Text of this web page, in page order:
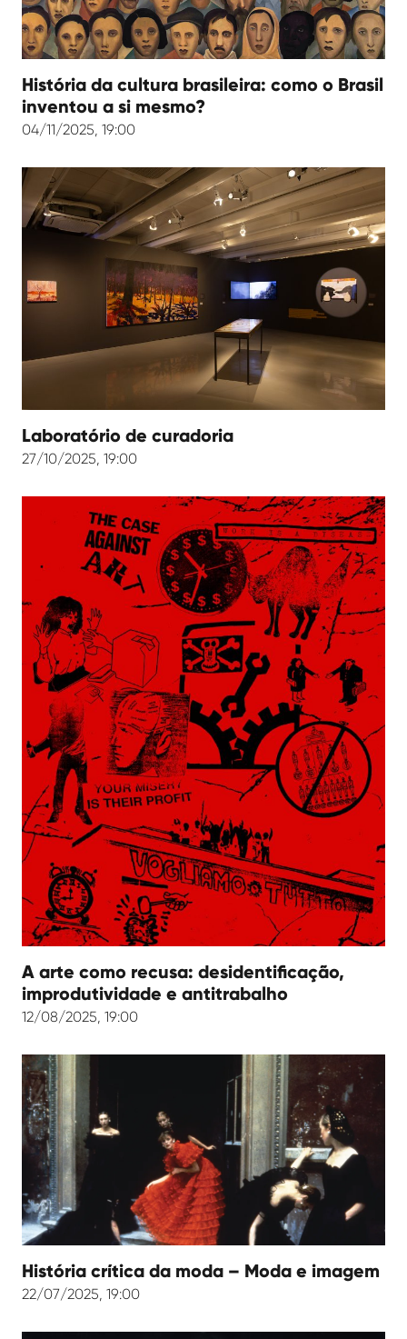
História da cultura brasileira: como o Brasil
inventou a si mesmo?
04/11/2025, 19:00
Laboratório de curadoria
27/10/2025, 19:00
A arte como recusa: desidentificação,
improdutividade e antitrabalho
12/08/2025, 19:00
História crítica da moda – Moda e imagem
22/07/2025, 19:00